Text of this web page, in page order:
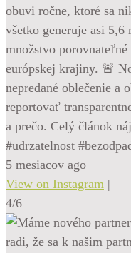
obuvi ročne, ktoré sa
všetko generuje asi
množstvo
európskej krajiny. 🚨
nepredané oblečenie a
reportovať
a prečo. Celý článok
#udrzatelnost
5 mesiacov ago
View on Instagram |
4/6